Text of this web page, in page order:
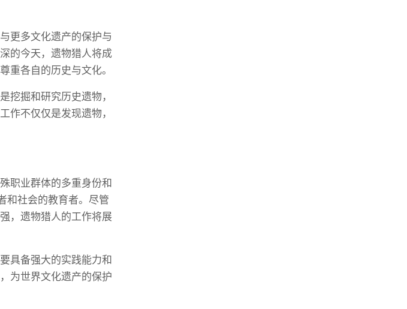
更多文化遗产的保护与
的今天，遗物猎人将成
重各自的历史与文化。
挖掘和研究历史遗物，
作不仅仅是发现遗物，
职业群体的多重身份和
和社会的教育者。尽管
，遗物猎人的工作将展
具备强大的实践能力和
为世界文化遗产的保护